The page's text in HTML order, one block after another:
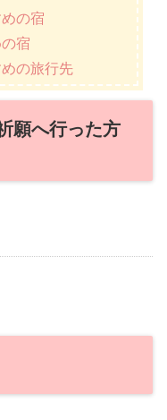
の宿
宿
の旅行先
願へ行った方